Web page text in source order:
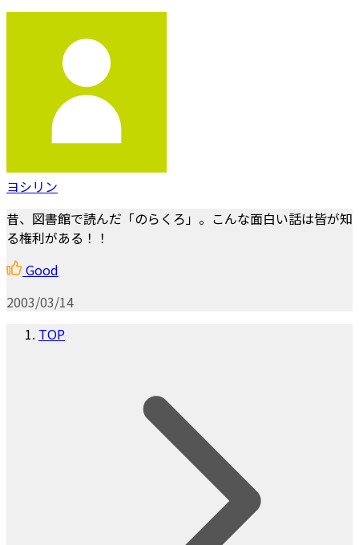
ヨシリン
昔、図書館で読んだ「のらくろ」。こんな面白い話は皆が知
る権利がある！！
Good
2003/03/14
TOP